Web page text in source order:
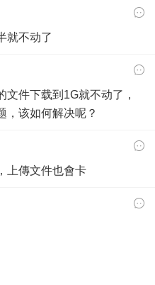
就不动了
件下载到1G就不动了，
，该如何解决呢？
上傳文件也會卡